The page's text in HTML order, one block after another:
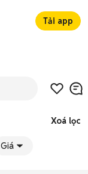
Tải app
Xoá lọc
Giá